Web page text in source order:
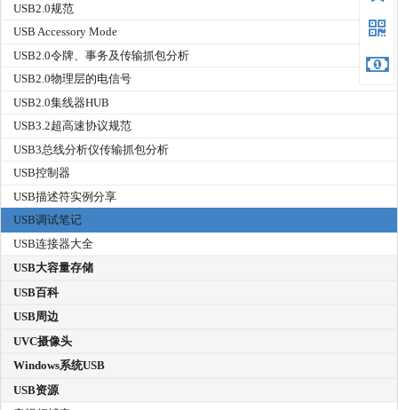
USB2.0规范
USB Accessory Mode
USB2.0令牌、事务及传输抓包分析
USB2.0物理层的电信号
USB2.0集线器HUB
USB3.2超高速协议规范
USB3总线分析仪传输抓包分析
USB控制器
USB描述符实例分享
USB调试笔记
USB连接器大全
USB大容量存储
USB百科
USB周边
UVC摄像头
Windows系统USB
USB资源